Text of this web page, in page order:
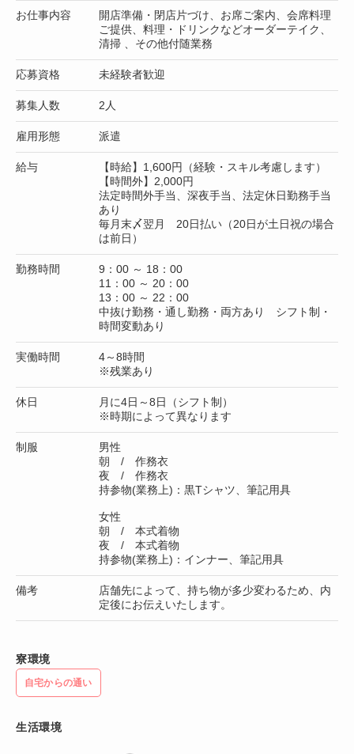
お仕事内容
開店準備・閉店片づけ、お席ご案内、会席料理
ご提供、料理・ドリンクなどオーダーテイク、
清掃 、その他付随業務
応募資格 未経験者歓迎
募集人数 2人
雇用形態 派遣
給与
【時給】1,600円（経験・スキル考慮します）
【時間外】2,000円
法定時間外手当、深夜手当、法定休日勤務手当
あり
毎月末〆翌月 20日払い（20日が土日祝の場合
は前日）
勤務時間
9：00 ～ 18：00
11：00 ～ 20：00
13：00 ～ 22：00
中抜け勤務・通し勤務・両方あり シフト制・
時間変動あり
実働時間
4～8時間
※残業あり
休日
月に4日～8日（シフト制）
※時期によって異なります
制服
男性
朝 / 作務衣
夜 / 作務衣
持参物(業務上)：黒Tシャツ、筆記用具
女性
朝 / 本式着物
夜 / 本式着物
持参物(業務上)：インナー、筆記用具
備考
店舗先によって、持ち物が多少変わるため、内
定後にお伝えいたします。
寮環境
自宅からの通い
生活環境